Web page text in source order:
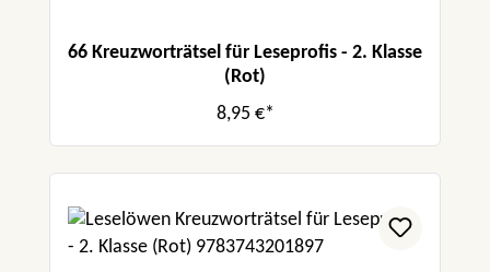
66 Kreuzworträtsel für Leseprofis - 2. Klasse
(Rot)
8,95 €*